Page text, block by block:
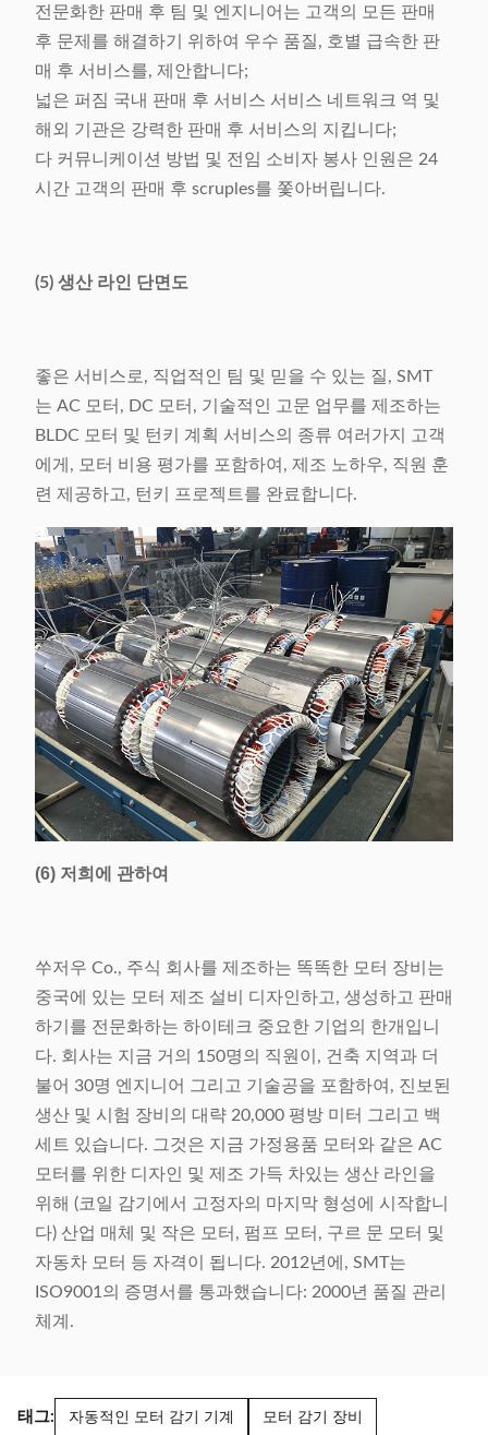
전문화한 판매 후 팀 및 엔지니어는 고객의 모든 판매
후 문제를 해결하기 위하여 우수 품질, 호별 급속한 판
매 후 서비스를, 제안합니다;
넓은 퍼짐 국내 판매 후 서비스 서비스 네트워크 역 및
해외 기관은 강력한 판매 후 서비스의 지킵니다;
다 커뮤니케이션 방법 및 전임 소비자 봉사 인원은 24
시간 고객의 판매 후 scruples를 쫓아버립니다.
(5) 생산 라인 단면도
좋은 서비스로, 직업적인 팀 및 믿을 수 있는 질, SMT
는 AC 모터, DC 모터, 기술적인 고문 업무를 제조하는
BLDC 모터 및 턴키 계획 서비스의 종류 여러가지 고객
에게, 모터 비용 평가를 포함하여, 제조 노하우, 직원 훈
련 제공하고, 턴키 프로젝트를 완료합니다.
(6) 저희에 관하여
쑤저우 Co., 주식 회사를 제조하는 똑똑한 모터 장비는
중국에 있는 모터 제조 설비 디자인하고, 생성하고 판매
하기를 전문화하는 하이테크 중요한 기업의 한개입니
다. 회사는 지금 거의 150명의 직원이, 건축 지역과 더
불어 30명 엔지니어 그리고 기술공을 포함하여, 진보된
생산 및 시험 장비의 대략 20,000 평방 미터 그리고 백
세트 있습니다. 그것은 지금 가정용품 모터와 같은 AC
모터를 위한 디자인 및 제조 가득 차있는 생산 라인을
위해 (코일 감기에서 고정자의 마지막 형성에 시작합니
다) 산업 매체 및 작은 모터, 펌프 모터, 구르 문 모터 및
자동차 모터 등 자격이 됩니다. 2012년에, SMT는
ISO9001의 증명서를 통과했습니다: 2000년 품질 관리
체계.
태그: 자동적인 모터 감기 기계 모터 감기 장비